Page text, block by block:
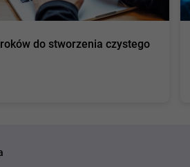
do stworzenia czystego